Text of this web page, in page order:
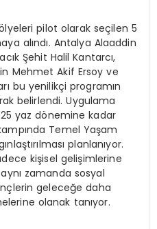
pilot olarak seçilen 5
alındı. Antalya Alaaddin
Şehit Halil Kantarcı,
Mehmet Akif Ersoy ve
bu yenilikçi programın
belirlendi. Uygulama
yaz dönemine kadar
Temel Yaşam
planlanıyor.
kişisel gelişimlerine
zamanda sosyal
geleceğe daha
olanak tanıyor.